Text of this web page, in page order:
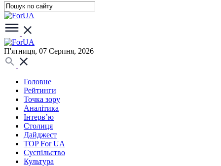
П'ятниця, 07 Серпня, 2026
Головне
Рейтинги
Точка зору
Аналітика
Інтерв’ю
Столиця
Дайджест
TOP For UA
Суспiльство
Культура